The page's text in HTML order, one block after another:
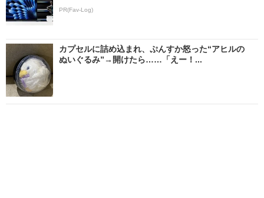
PR(Fav-Log)
カプセルに詰め込まれ、ぷんすか怒った“アヒルの
ぬいぐるみ”→開けたら……「えー！...